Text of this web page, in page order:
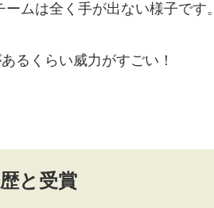
ムは全く手が出ない様子です。
るくらい威力がすごい！
と受賞